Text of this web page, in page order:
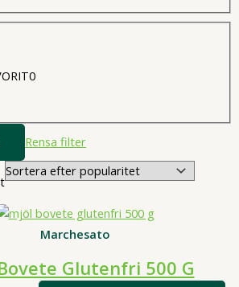
00
Rensa filter
Marchesato
Glutenfri 500 G